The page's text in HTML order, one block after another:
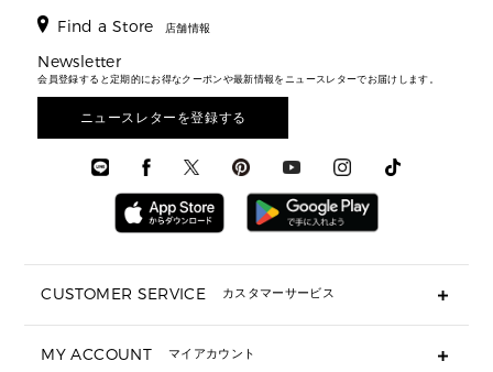
ウェア
アクセサリー
アクセサリー
メンズ バッグ
メンズ 財布・小物
メンズ シューズ
メンズ ウェア
メンズ 時計・その他
▶ メンズすべて
メンズ財布・小物
メンズアクセサリー
メンズウェア
トラベル
3 IN 1 / 2 IN 1 バッグ
▶ メンズすべて
▶ メンズすべて
▶ メンズすべて
▶ メンズすべて
▶ バッグすべて
通勤・通学アイテム
3 IN 1 バッグ
ミニ財布・フラグメントケース
▶ 小物すべて
定期ケース・カードケース・名刺入れ
財布・小物
時計・ジュエリー
アクセサリー
エディターレビュー
Find a Store 店舗情報
Newsletter
会員登録すると定期的にお得なクーポンや最新情報をニュースレターでお届けします。
ニュースレターを登録する
CUSTOMER SERVICE カスタマーサービス
ギフト用にラッピングができますか？
MY ACCOUNT マイアカウント